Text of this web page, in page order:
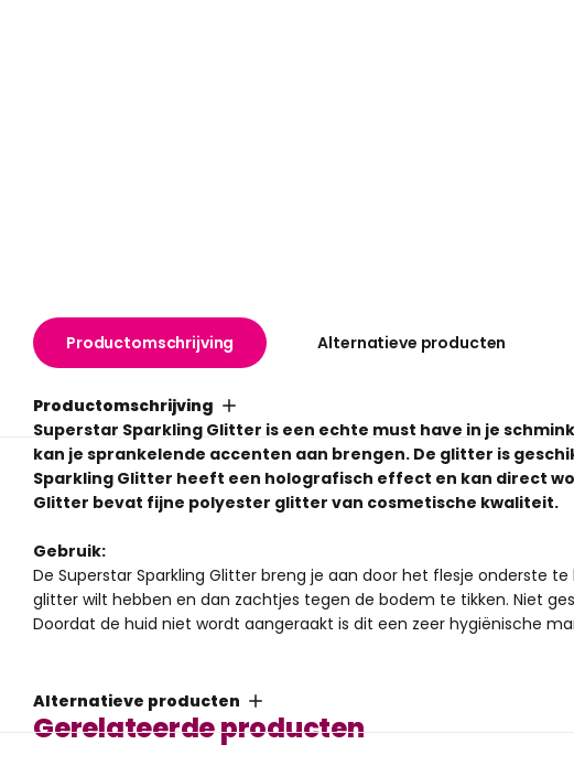
Productomschrijving Alternatieve producten
Productomschrijving
Superstar Sparkling Glitter is een echte must have in je
kan je sprankelende accenten aan brengen. De glitter is
Sparkling Glitter heeft een holografisch effect en kan direct
Glitter bevat fijne polyester glitter van cosmetische kwaliteit.
Gebruik:
De Superstar Sparkling Glitter breng je aan door het flesje onderste
glitter wilt hebben en dan zachtjes tegen de bodem te tikken. Niet
Doordat de huid niet wordt aangeraakt is dit een zeer hygiënische
zit overal 10 gram in.
Alternatieve producten
Gerelateerde producten